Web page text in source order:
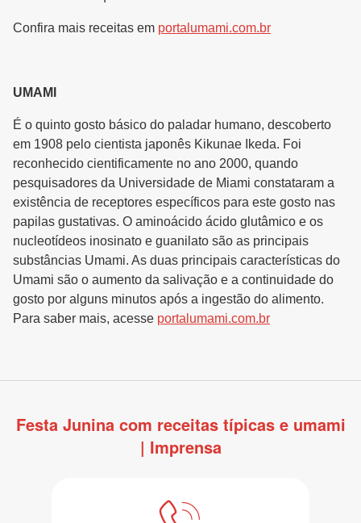
Confira mais receitas em portalumami.com.br
UMAMI
É o quinto gosto básico do paladar humano, descoberto
em 1908 pelo cientista japonês Kikunae Ikeda. Foi
reconhecido cientificamente no ano 2000, quando
pesquisadores da Universidade de Miami constataram a
existência de receptores específicos para este gosto nas
papilas gustativas. O aminoácido ácido glutâmico e os
nucleotídeos inosinato e guanilato são as principais
substâncias Umami. As duas principais características do
Umami são o aumento da salivação e a continuidade do
gosto por alguns minutos após a ingestão do alimento.
Para saber mais, acesse portalumami.com.br
Festa Junina com receitas típicas e umami
| Imprensa